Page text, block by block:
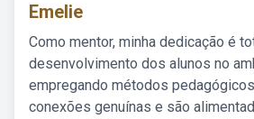
Emelie
Como mentor, minha dedicação é
desenvolvimento dos alunos no
empregando métodos
conexões genuínas e são